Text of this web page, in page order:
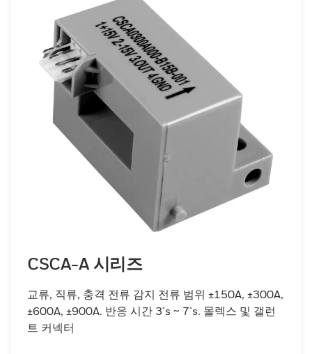
CSCA-A 시리즈
교류, 직류, 충격 전류 감지 전류 범위 ±150A, ±300A,
±600A, ±900A. 반응 시간 3μs ~ 7μs. 몰렉스 및 갤런
트 커넥터